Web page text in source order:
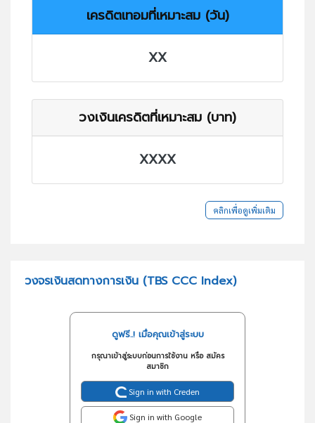
เครดิตเทอมที่เหมาะสม (วัน)
XX
วงเงินเครดิตที่เหมาะสม (บาท)
XXXX
คลิกเพื่อดูเพิ่มเติม
วงจรเงินสดทางการเงิน (TBS CCC Index)
ดูฟรี..! เมื่อคุณเข้าสู่ระบบ
กรุณาเข้าสู่ระบบก่อนการใช้งาน หรือ สมัคร
สมาชิก
Sign in with Creden
Sign in with Google